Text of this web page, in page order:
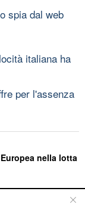
spia dal web
italiana ha
per l'assenza
nella lotta